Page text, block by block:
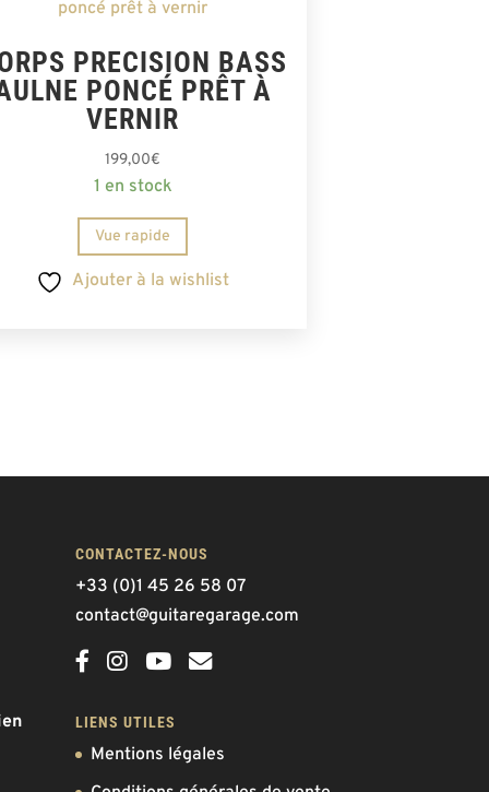
PRECISION BASS
PONCÉ PRÊT À
VERNIR
199,00€
1 en stock
Vue rapide
Ajouter à la wishlist
CONTACTEZ-NOUS
+33 (0)1 45 26 58 07
contact@guitaregarage.com
LIENS UTILES
Mentions légales